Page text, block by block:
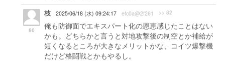
86
枝 2025/06/18 (水) 09:24:17 efc0a@2f261 >> 82
俺も防御面でエキスパート化の恩恵感じたことはない
かも。どちらかと言うと対地攻撃後の制空とか補給が
短くなるところが大きなメリットかな、コイツ爆撃機
だけど格闘戦とかもやるし。